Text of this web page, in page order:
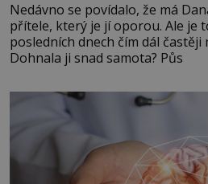
Nedávno se povídalo, že má
přítele, který je jí oporou. Ale je
posledních dnech čím dál častěji
Dohnala ji snad samota? Půs